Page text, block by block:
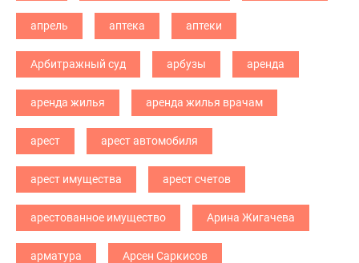
апрель аптека аптеки
Арбитражный суд арбузы аренда
аренда жилья аренда жилья врачам
арест арест автомобиля
арест имущества арест счетов
арестованное имущество Арина Жигачева
арматура Арсен Саркисов